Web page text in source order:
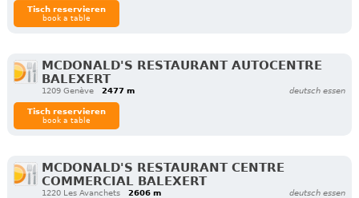
Tisch reservieren
book a table
MCDONALD'S RESTAURANT AUTOCENTRE
BALEXERT
1209 Genève 2477 m deutsch essen
Tisch reservieren
book a table
MCDONALD'S RESTAURANT CENTRE
COMMERCIAL BALEXERT
1220 Les Avanchets 2606 m deutsch essen